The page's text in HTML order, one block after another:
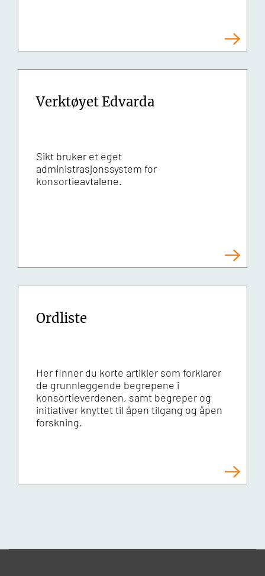
Verktøyet Edvarda
Sikt bruker et eget
administrasjonssystem for
konsortieavtalene.
Ordliste
Her finner du korte artikler som forklarer
de grunnleggende begrepene i
konsortieverdenen, samt begreper og
initiativer knyttet til åpen tilgang og åpen
forskning.